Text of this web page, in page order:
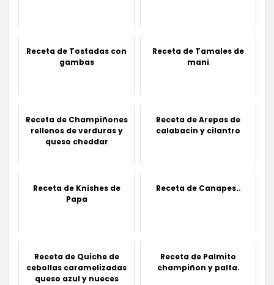
Receta de Tostadas con
gambas
Receta de Tamales de
mani
Receta de Champiñones
rellenos de verduras y
queso cheddar
Receta de Arepas de
calabacin y cilantro
Receta de Knishes de
Papa
Receta de Canapes..
Receta de Quiche de
cebollas caramelizadas
queso azul y nueces
Receta de Palmito
champiñon y palta.